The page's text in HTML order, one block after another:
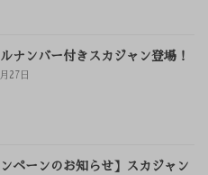
ナンバー付きスカジャン登場！
27日
ンペーンのお知らせ】スカジャン